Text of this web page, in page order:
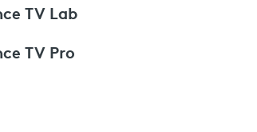
TV Lab
TV Pro